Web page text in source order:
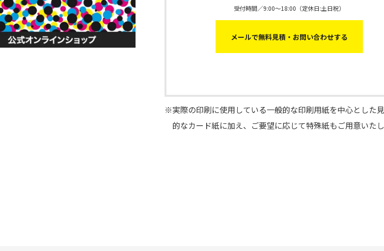
受付時間／9:00～18:00（定休日:土日祝）
メールで無料見積・お問い合わせする
※実際の印刷に使用している一般的な印刷用紙を中心とした
的なカード紙に加え、ご要望に応じて特殊紙もご用意いたし